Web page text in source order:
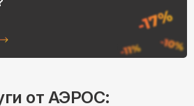
от АЭРОС: